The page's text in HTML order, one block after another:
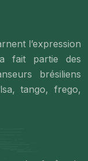
l’expression
fait partie des
brésiliens
tango, frego,